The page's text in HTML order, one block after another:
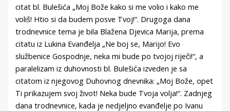
citat bl. Bulešića „Moj Bože kako si me volio i kako me
voliš! Htio si da budem posve Tvoj!“. Drugoga dana
trodnevnice tema je bila Blažena Djevica Marija, prema
citatu iz Lukina Evanđelja „Ne boj se, Marijo! Evo
službenice Gospodnje, neka mi bude po tvojoj riječi!“, a
paralelizam iz duhovnosti bl. Bulešića izveden je sa
citatom iz njegovog Duhovnog dnevnika: „Moj Bože, opet
Ti prikazujem svoj život! Neka bude Tvoja volja!“. Zadnjeg
dana trodnevnice, kada je nedjeljno evanđelje po Ivanu